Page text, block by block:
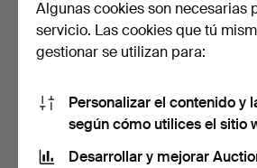
Un sofá de cocina, olmo del
siglo XX.
SOFÁ
verde
Algunas cookies son necesarias
servicio. Las cookies que tú
gestionar se utilizan para:
Personalizar el contenido y
según cómo utilices el sitio
Desarrollar y mejorar